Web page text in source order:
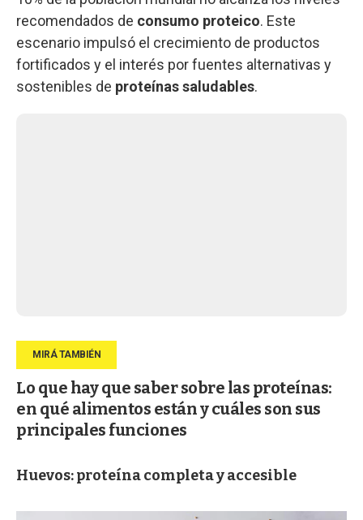
recomendados de consumo proteico. Este
escenario impulsó el crecimiento de productos
fortificados y el interés por fuentes alternativas y
sostenibles de proteínas saludables.
Lo que hay que saber sobre las proteínas:
en qué alimentos están y cuáles son sus
principales funciones
Huevos: proteína completa y accesible